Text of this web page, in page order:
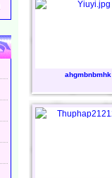
ahgmbnbmhk